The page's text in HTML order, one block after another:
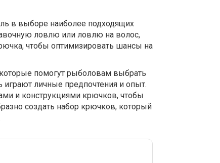
в выборе наиболее подходящих
ловлю или ловлю на волос,
чтобы оптимизировать шансы на
помогут рыболовам выбрать
личные предпочтения и опыт.
и конструкциями крючков, чтобы
создать набор крючков, который